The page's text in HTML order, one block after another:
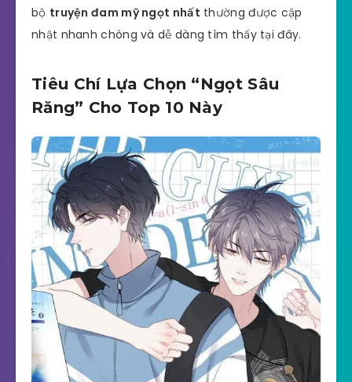
bộ truyện đam mỹ ngọt nhất thường được cập
nhật nhanh chóng và dễ dàng tìm thấy tại đây.
Tiêu Chí Lựa Chọn “Ngọt Sâu
Răng” Cho Top 10 Này